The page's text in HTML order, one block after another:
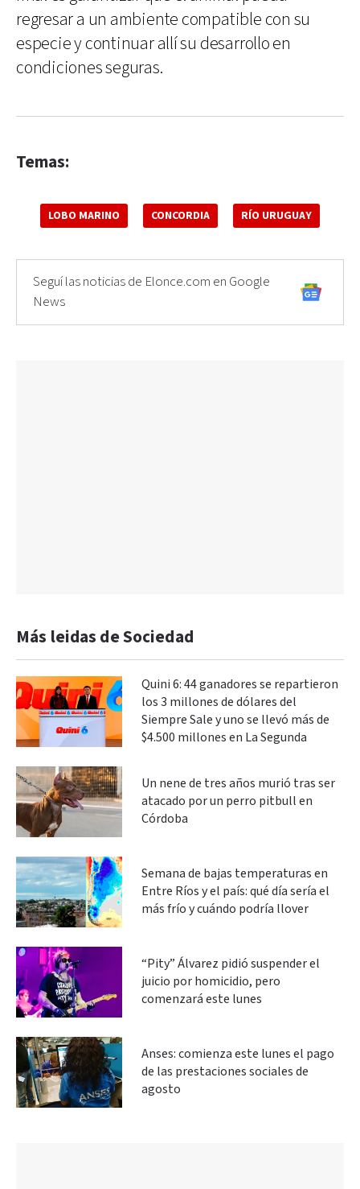
regresar a un ambiente compatible con su
especie y continuar allí su desarrollo en
condiciones seguras.
Temas:
LOBO MARINO CONCORDIA RÍO URUGUAY
Seguí las noticias de Elonce.com en Google
News
Más leidas de Sociedad
Quini 6: 44 ganadores se repartieron
los 3 millones de dólares del
Siempre Sale y uno se llevó más de
$4.500 millones en La Segunda
Un nene de tres años murió tras ser
atacado por un perro pitbull en
Córdoba
Semana de bajas temperaturas en
Entre Ríos y el país: qué día sería el
más frío y cuándo podría llover
“Pity” Álvarez pidió suspender el
juicio por homicidio, pero
comenzará este lunes
Anses: comienza este lunes el pago
de las prestaciones sociales de
agosto